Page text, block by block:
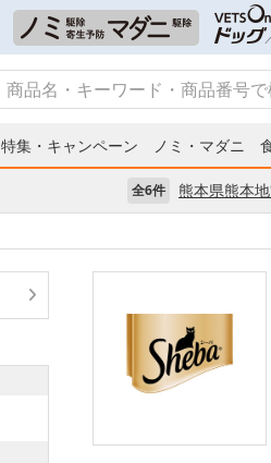
特集・キャンペーン ノミ・マダニ
全6件 熊本県熊本